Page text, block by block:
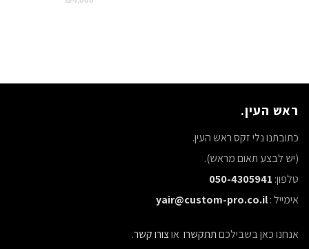
ראש העין.
כתובתנו נלי זקס ראש העין.
(יש לבצע תאום מראש).
טלפון: 050-4305941
אימייל :yair@custom-pro.co.il
אנחנו כאן בשבילכםתתקשרו אוצורו קשר.